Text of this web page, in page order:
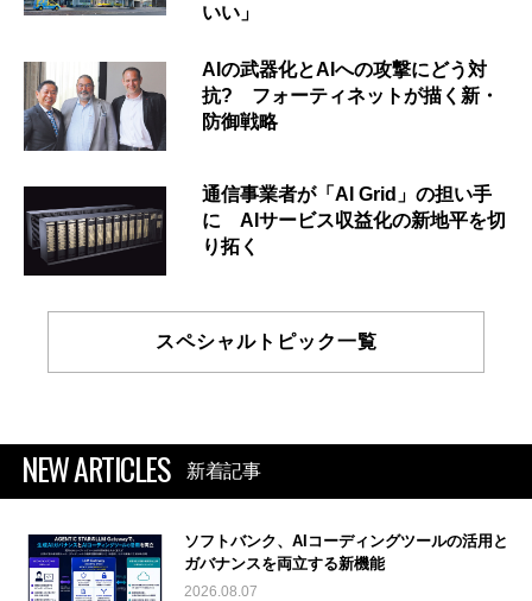
いい」
AIの武器化とAIへの攻撃にどう対
抗? フォーティネットが描く新・
防御戦略
通信事業者が「AI Grid」の担い手
に AIサービス収益化の新地平を切
り拓く
スペシャルトピック一覧
NEW ARTICLES 新着記事
ソフトバンク、AIコーディングツールの活用と
ガバナンスを両立する新機能
2026.08.07